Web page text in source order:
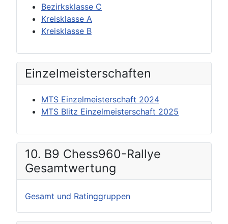
Bezirksklasse C
Kreisklasse A
Kreisklasse B
Einzel­meisterschaften
MTS Einzelmeisterschaft 2024
MTS Blitz Einzelmeisterschaft 2025
10. B9 Chess960-Rallye
Gesamtwertung
Gesamt und Ratinggruppen